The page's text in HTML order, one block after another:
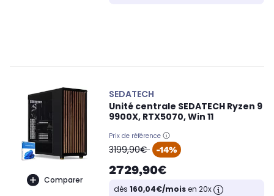
Comparer
SEDATECH
Unité centrale SEDATECH Ryzen 9
9900X, RTX5070, Win 11
Prix de référence
oldPrice
3199,90€ -14%
2729,90€
dès 160,04€/moisen 20x